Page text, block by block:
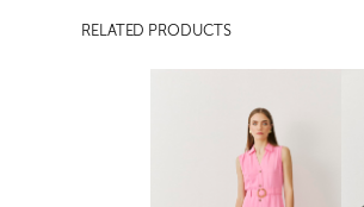
RELATED PRODUCTS